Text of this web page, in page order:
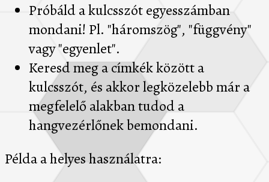
Próbáld a kulcsszót egyesszámban
mondani! Pl. "háromszög", "függvény"
vagy "egyenlet".
Keresd meg a címkék között a
kulcsszót, és akkor legközelebb már a
megfelelő alakban tudod a
hangvezérlőnek bemondani.
Példa a helyes használatra: